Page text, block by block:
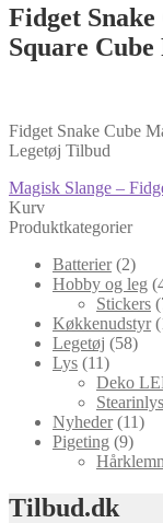
Fidget
Square
Fidget Snake Cube
Legetøj Tilbud
Forrige
indlæg:
Magisk Slange –
Kurv
Produktkategorier
Batterier (2)
Hobby og leg
Stickers
Køkkenudstyr
Legetøj (58)
Lys (11)
Deko
Nyheder (11)
Pigeting (9)
Tilbud.dk